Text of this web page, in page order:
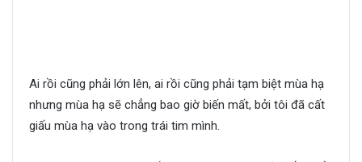
Ai rồi cũng phải lớn lên, ai rồi cũng phải tạm biệt mùa hạ
nhưng mùa hạ sẽ chẳng bao giờ biến mất, bởi tôi đã cất
giấu mùa hạ vào trong trái tim mình.